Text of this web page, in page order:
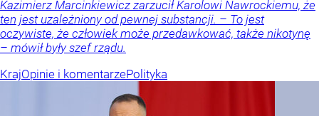
Kazimierz Marcinkiewicz zarzucił Karolowi Nawrockiemu, że
ten jest uzależniony od pewnej substancji. – To jest
oczywiste, że człowiek może przedawkować, także nikotynę
– mówił były szef rządu.
KrajOpinie i komentarzePolityka